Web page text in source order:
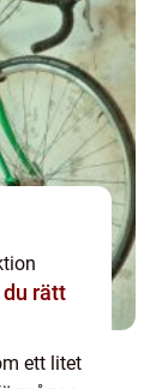
ett litet